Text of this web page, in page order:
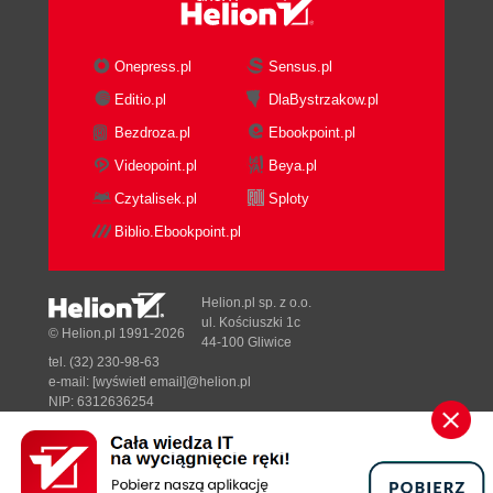
Więcej o obiektach JavaScript (95)
Wprowadzenie do XMLHTTPRequest (97)
Tworzenie obiektu XMLHTTPRequest (98)
Wysyłanie żądań do serwera (107)
Monitorowanie stanu serwera (112)
Funkcja zwrotna (114)
Podsumowanie (116)
Właściwości responseText oraz responseXML
(117)
Kolejna przydatna właściwość JavaScript DOM
(121)
Parsowanie responseXML (122)
Zapewnienie obsługi użytkownika (123)
Podsumowanie (125)
Rozdział 11. Nasza pierwsza aplikacja Ajax (127)
Onepress.pl
Sensus.pl
Editio.pl
DlaBystrzakow.pl
Bezdroza.pl
Ebookpoint.pl
Videopoint.pl
Beya.pl
Czytalisek.pl
Sploty
Biblio.Ebookpoint.pl
Designed with ♥ byTonik.pl
© Helion.pl 1991-2026
Helion.pl sp. z o.o.
ul. Kościuszki 1c
44-100 Gliwice
tel. (32) 230-98-63
e-mail: [wyświetl email]@helion.pl
NIP: 6312636254